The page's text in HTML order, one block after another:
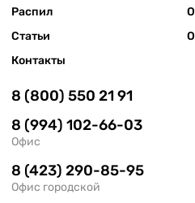
Распил
Статьи
Контакты
8 (800) 550 21 91
8 (994) 102-66-03
Офис
8 (423) 290-85-95
Офис городской